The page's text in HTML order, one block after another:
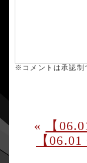
※コメントは承認制
«
【
【